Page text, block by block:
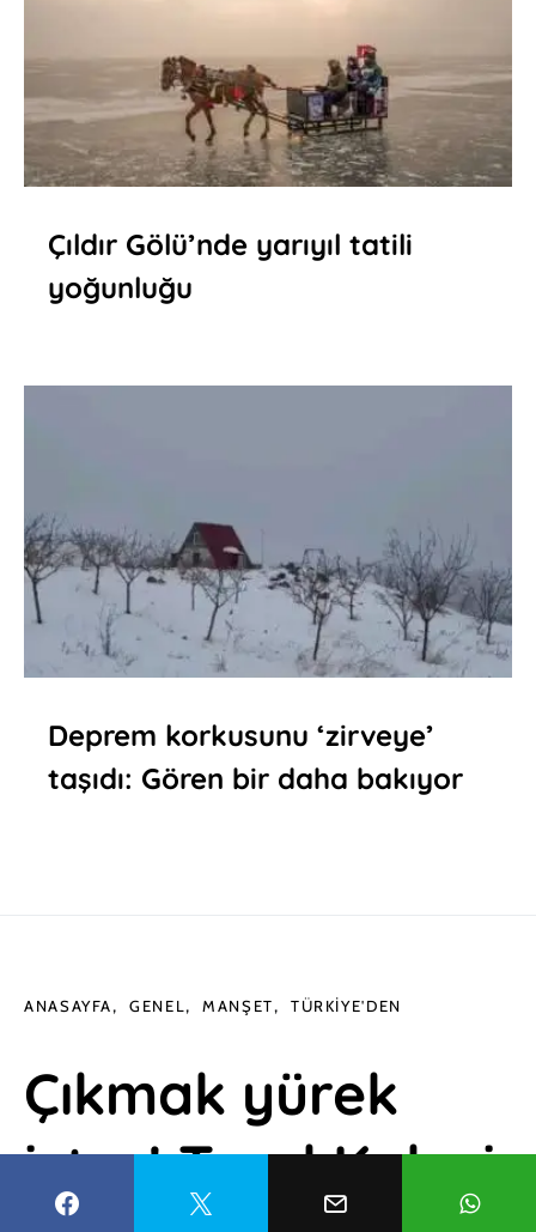
Çıldır Gölü’nde yarıyıl tatili
yoğunluğu
Deprem korkusunu ‘zirveye’
taşıdı: Gören bir daha bakıyor
ANASAYFA GENEL MANŞET TÜRKIYE'DEN
Çıkmak yürek
ister! Torul Kalesi